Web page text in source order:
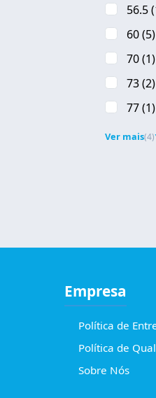
56.5
60(5)
70(1)
73(2)
77(1)
Ver mais(4)
Empresa
Política de
Política de
Sobre Nós